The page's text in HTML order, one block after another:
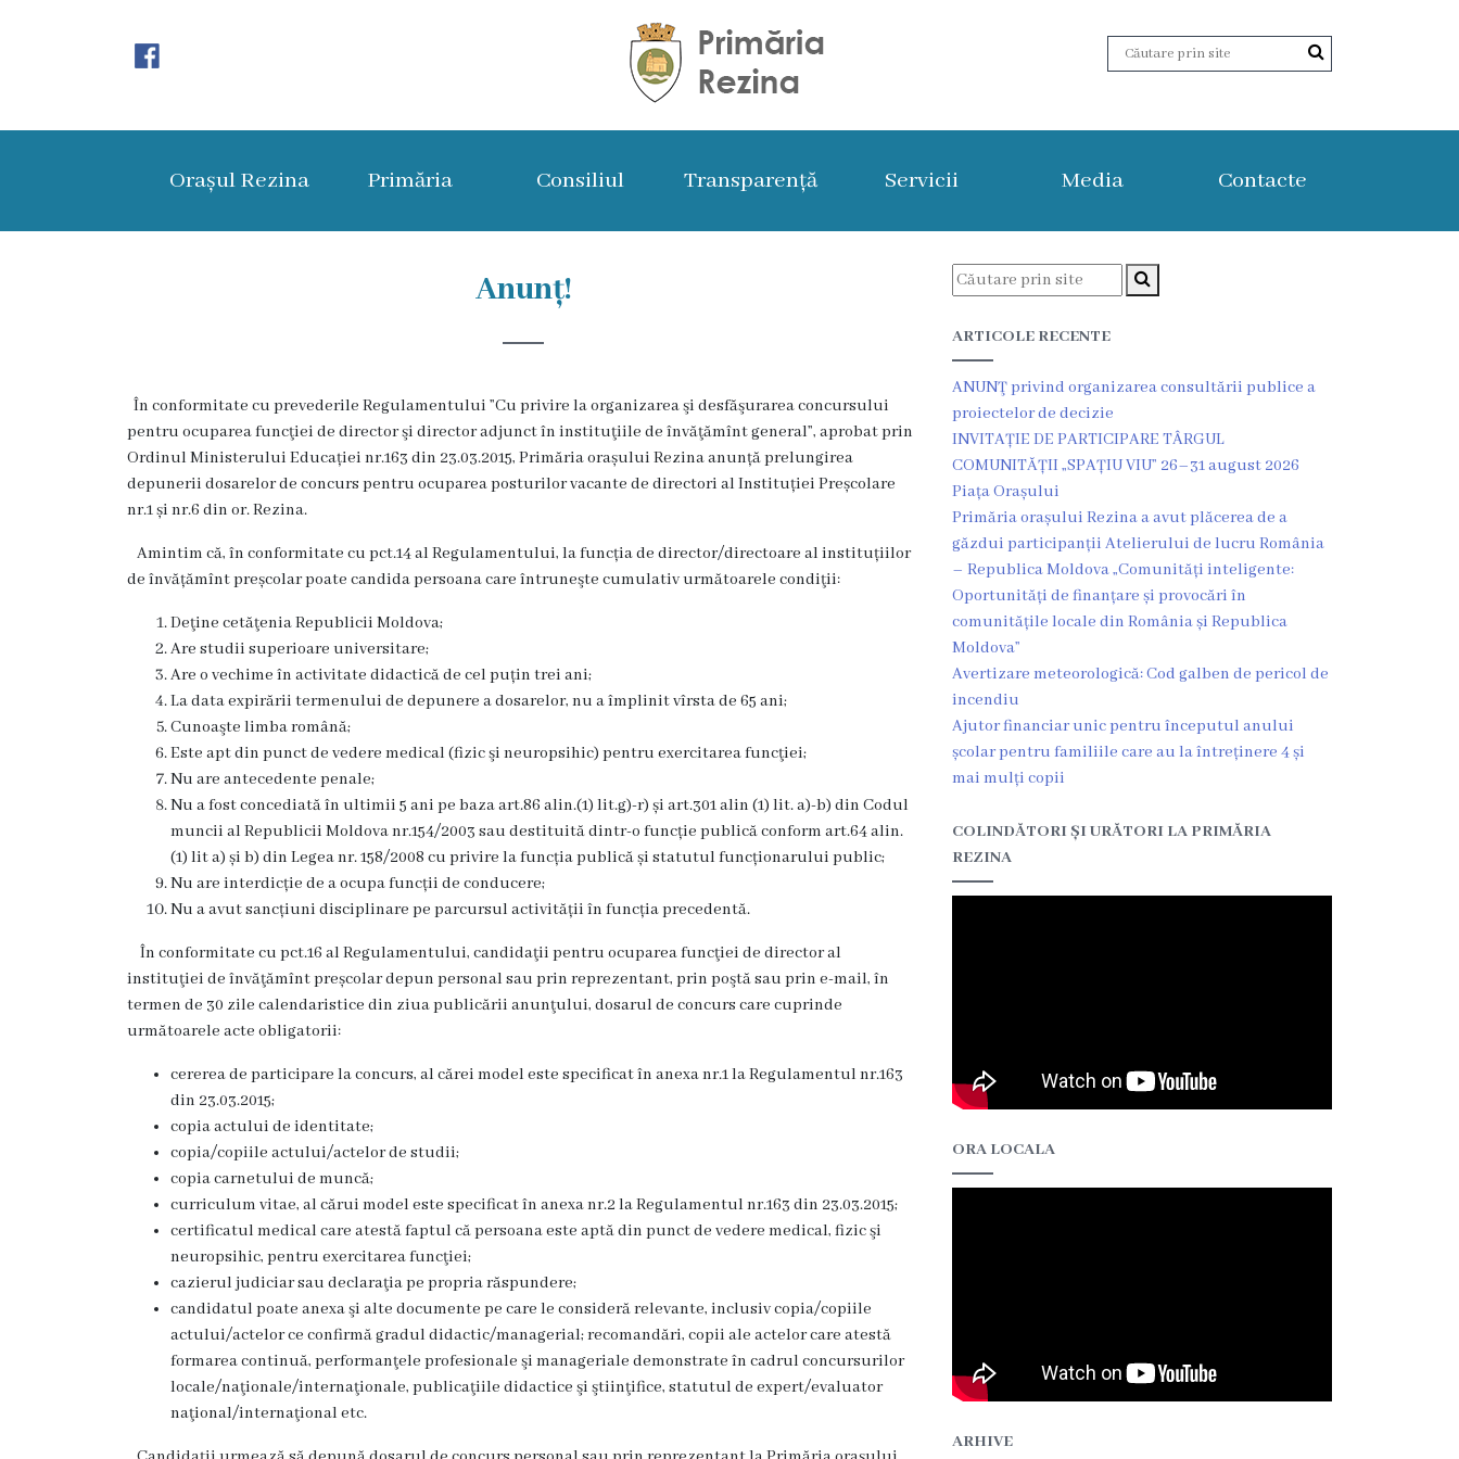
Rezina
orașului
Competențele
primarului
Dispozițiile
primarului
Întreprinderi
subordonate
Grădinița
,,Leagănul
Orașul Rezina Primăria Consiliul Transparență Servicii Media Contacte
Anunț!
În conformitate cu prevederile Regulamentului ”Cu privire la organizarea şi desfăşurarea concursului
pentru ocuparea funcţiei de director şi director adjunct în instituţiile de învăţămînt general”, aprobat prin
Ordinul Ministerului Educației nr.163 din 23.03.2015, Primăria orașului Rezina anunță prelungirea
depunerii dosarelor de concurs pentru ocuparea posturilor vacante de directori al Instituției Preșcolare
nr.1 și nr.6 din or. Rezina.
Amintim că, în conformitate cu pct.14 al Regulamentului, la funcția de director/directoare al instituțiilor
de învățămînt preșcolar poate candida persoana care întruneşte cumulativ următoarele condiţii:
Deţine cetăţenia Republicii Moldova;
Are studii superioare universitare;
Are o vechime în activitate didactică de cel puțin trei ani;
La data expirării termenului de depunere a dosarelor, nu a împlinit vîrsta de 65 ani;
Cunoaşte limba română;
Este apt din punct de vedere medical (fizic şi neuropsihic) pentru exercitarea funcţiei;
Nu are antecedente penale;
Nu a fost concediată în ultimii 5 ani pe baza art.86 alin.(1) lit.g)-r) și art.301 alin (1) lit. a)-b) din Codul
muncii al Republicii Moldova nr.154/2003 sau destituită dintr-o funcție publică conform art.64 alin.
(1) lit a) și b) din Legea nr. 158/2008 cu privire la funcția publică și statutul funcționarului public;
Nu are interdicție de a ocupa funcții de conducere;
Nu a avut sancțiuni disciplinare pe parcursul activității în funcția precedentă.
În conformitate cu pct.16 al Regulamentului, candidaţii pentru ocuparea funcţiei de director al
instituţiei de învăţămînt preșcolar depun personal sau prin reprezentant, prin poştă sau prin e-mail, în
termen de 30 zile calendaristice din ziua publicării anunţului, dosarul de concurs care cuprinde
următoarele acte obligatorii:
cererea de participare la concurs, al cărei model este specificat în anexa nr.1 la Regulamentul nr.163
din 23.03.2015;
copia actului de identitate;
copia/copiile actului/actelor de studii;
copia carnetului de muncă;
curriculum vitae, al cărui model este specificat în anexa nr.2 la Regulamentul nr.163 din 23.03.2015;
certificatul medical care atestă faptul că persoana este aptă din punct de vedere medical, fizic şi
neuropsihic, pentru exercitarea funcţiei;
cazierul judiciar sau declaraţia pe propria răspundere;
candidatul poate anexa şi alte documente pe care le consideră relevante, inclusiv copia/copiile
actului/actelor ce confirmă gradul didactic/managerial; recomandări, copii ale actelor care atestă
formarea continuă, performanţele profesionale şi manageriale demonstrate în cadrul concursurilor
locale/naţionale/internaţionale, publicaţiile didactice şi ştiinţifice, statutul de expert/evaluator
naţional/internaţional etc.
ARTICOLE RECENTE
ANUNŢ privind organizarea consultării publice a
proiectelor de decizie
INVITAȚIE DE PARTICIPARE TÂRGUL
COMUNITĂȚII „SPAȚIU VIU” 26–31 august 2026
Piața Orașului
Primăria orașului Rezina a avut plăcerea de a
găzdui participanții Atelierului de lucru România
– Republica Moldova „Comunități inteligente:
Oportunități de finanțare și provocări în
comunitățile locale din România și Republica
Moldova”
Avertizare meteorologică: Cod galben de pericol de
incendiu
Ajutor financiar unic pentru începutul anului
școlar pentru familiile care au la întreținere 4 și
mai mulți copii
COLINDĂTORI ȘI URĂTORI LA PRIMĂRIA
REZINA
ORA LOCALA
ARHIVE